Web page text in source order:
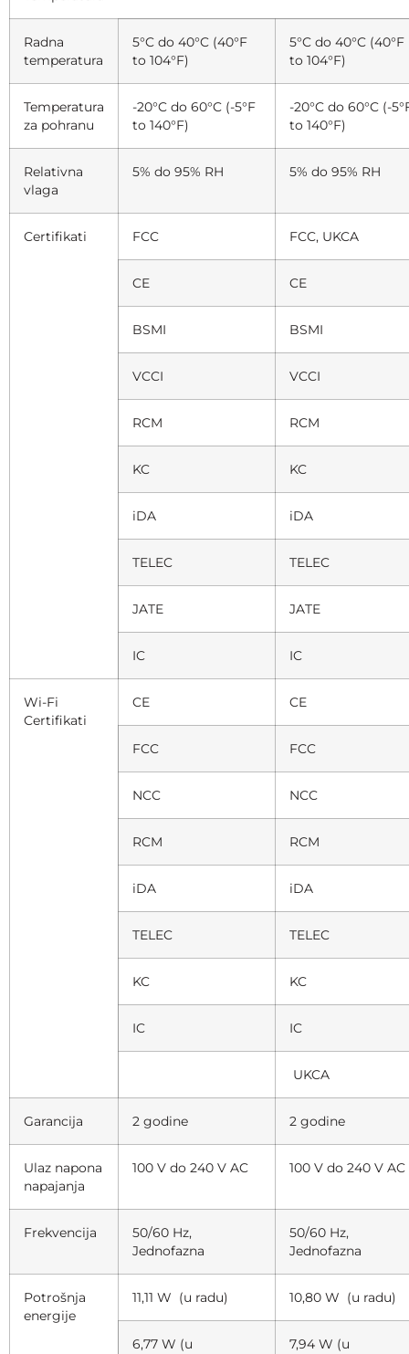
Radna
temperatura
5°C do 40°C (40°F
to 104°F)
5°C do 40°C (40°F
to 104°F)
Temperatura
za pohranu
-20°C do 60°C (-5°F
to 140°F)
-20°C do 60°C (-
to 140°F)
Relativna
vlaga
5% do 95% RH 5% do 95% RH
Certifikati FCC FCC, UKCA
CE CE
BSMI BSMI
VCCI VCCI
RCM RCM
KC KC
iDA iDA
TELEC TELEC
JATE JATE
IC IC
Wi-Fi
Certifikati
CE CE
FCC FCC
NCC NCC
RCM RCM
iDA iDA
TELEC TELEC
KC KC
IC IC
UKCA
Garancija 2 godine 2 godine
Ulaz napona
napajanja
100 V do 240 V AC 100 V do 240 V AC
Frekvencija
50/60 Hz,
Jednofazna
50/60 Hz,
Jednofazna
Potrošnja
energije
11,11 W (u radu) 10,80 W (u radu)
6,77 W (u
7,94 W (u